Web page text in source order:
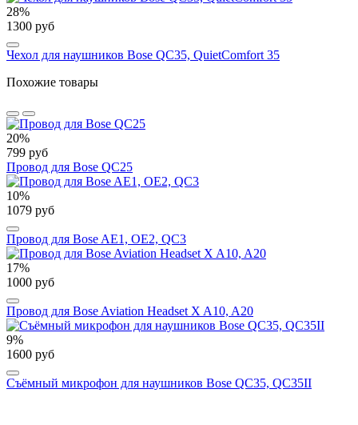
28%
1300 руб
Чехол для наушников Bose QC35, QuietComfort 35
Похожие товары
20%
799 руб
Провод для Bose QC25
10%
1079 руб
Провод для Bose AE1, OE2, QC3
17%
1000 руб
Провод для Bose Aviation Headset X A10, A20
9%
1600 руб
Съёмный микрофон для наушников Bose QC35, QC35II